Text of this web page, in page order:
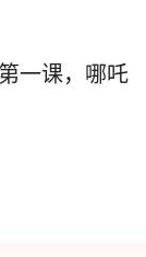
一课，哪吒